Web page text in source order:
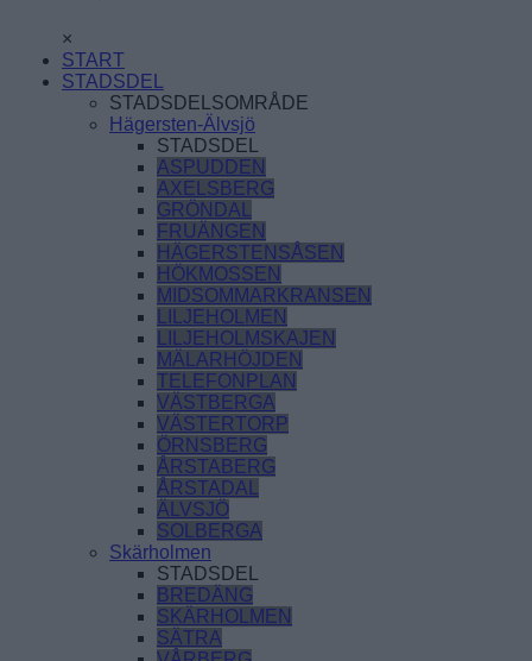
×
START
STADSDEL
STADSDELSOMRÅDE
Hägersten-Älvsjö
STADSDEL
ASPUDDEN
AXELSBERG
GRÖNDAL
FRUÄNGEN
HÄGERSTENSÅSEN
HÖKMOSSEN
MIDSOMMARKRANSEN
LILJEHOLMEN
LILJEHOLMSKAJEN
MÄLARHÖJDEN
TELEFONPLAN
VÄSTBERGA
VÄSTERTORP
ÖRNSBERG
ÅRSTABERG
ÅRSTADAL
ÄLVSJÖ
SOLBERGA
Skärholmen
STADSDEL
BREDÄNG
SKÄRHOLMEN
SÄTRA